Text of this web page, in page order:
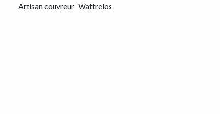
Artisan couvreur Wattrelos